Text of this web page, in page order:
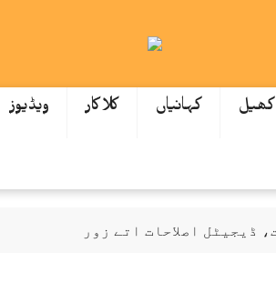
کھیل کہانیاں کلاکار ویڈیوز
ڈیجیٹل اصلاحات اتے زور